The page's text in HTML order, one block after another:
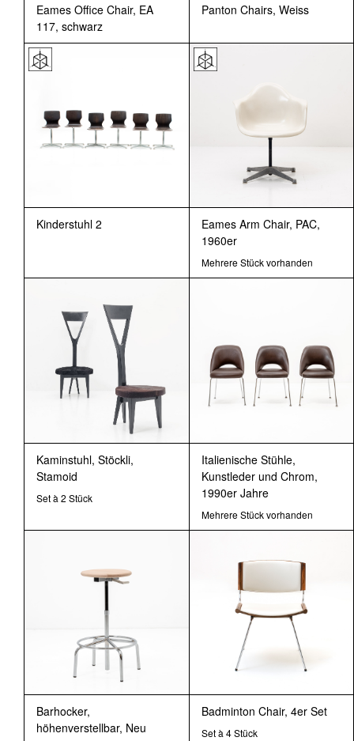
Eames Office Chair, EA
117, schwarz
Panton Chairs, Weiss
Kinderstuhl 2
Eames Arm Chair, PAC,
1960er
Mehrere Stück vorhanden
Kaminstuhl, Stöckli,
Stamoid
Set à 2 Stück
Italienische Stühle,
Kunstleder und Chrom,
1990er Jahre
Mehrere Stück vorhanden
Barhocker,
höhenverstellbar, Neu
Badminton Chair, 4er Set
Set à 4 Stück